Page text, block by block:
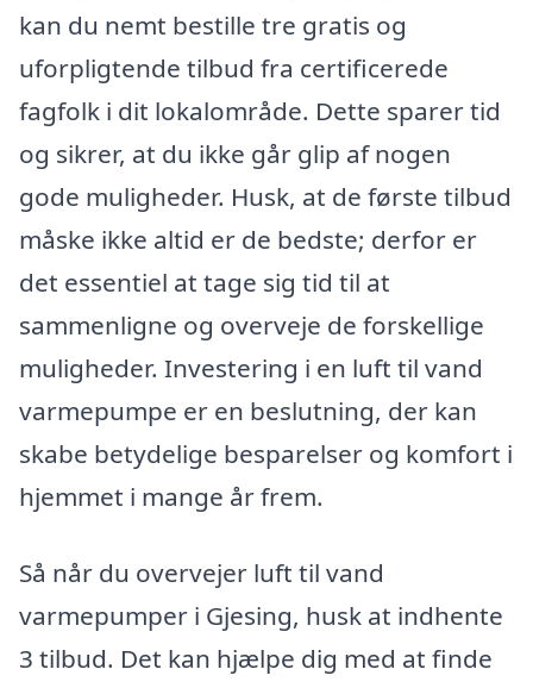
kan du nemt bestille tre gratis og
uforpligtende tilbud fra certificerede
fagfolk i dit lokalområde. Dette sparer tid
og sikrer, at du ikke går glip af nogen
gode muligheder. Husk, at de første tilbud
måske ikke altid er de bedste; derfor er
det essentiel at tage sig tid til at
sammenligne og overveje de forskellige
muligheder. Investering i en luft til vand
varmepumpe er en beslutning, der kan
skabe betydelige besparelser og komfort i
hjemmet i mange år frem.
Så når du overvejer luft til vand
varmepumper i Gjesing, husk at indhente
3 tilbud. Det kan hjælpe dig med at finde